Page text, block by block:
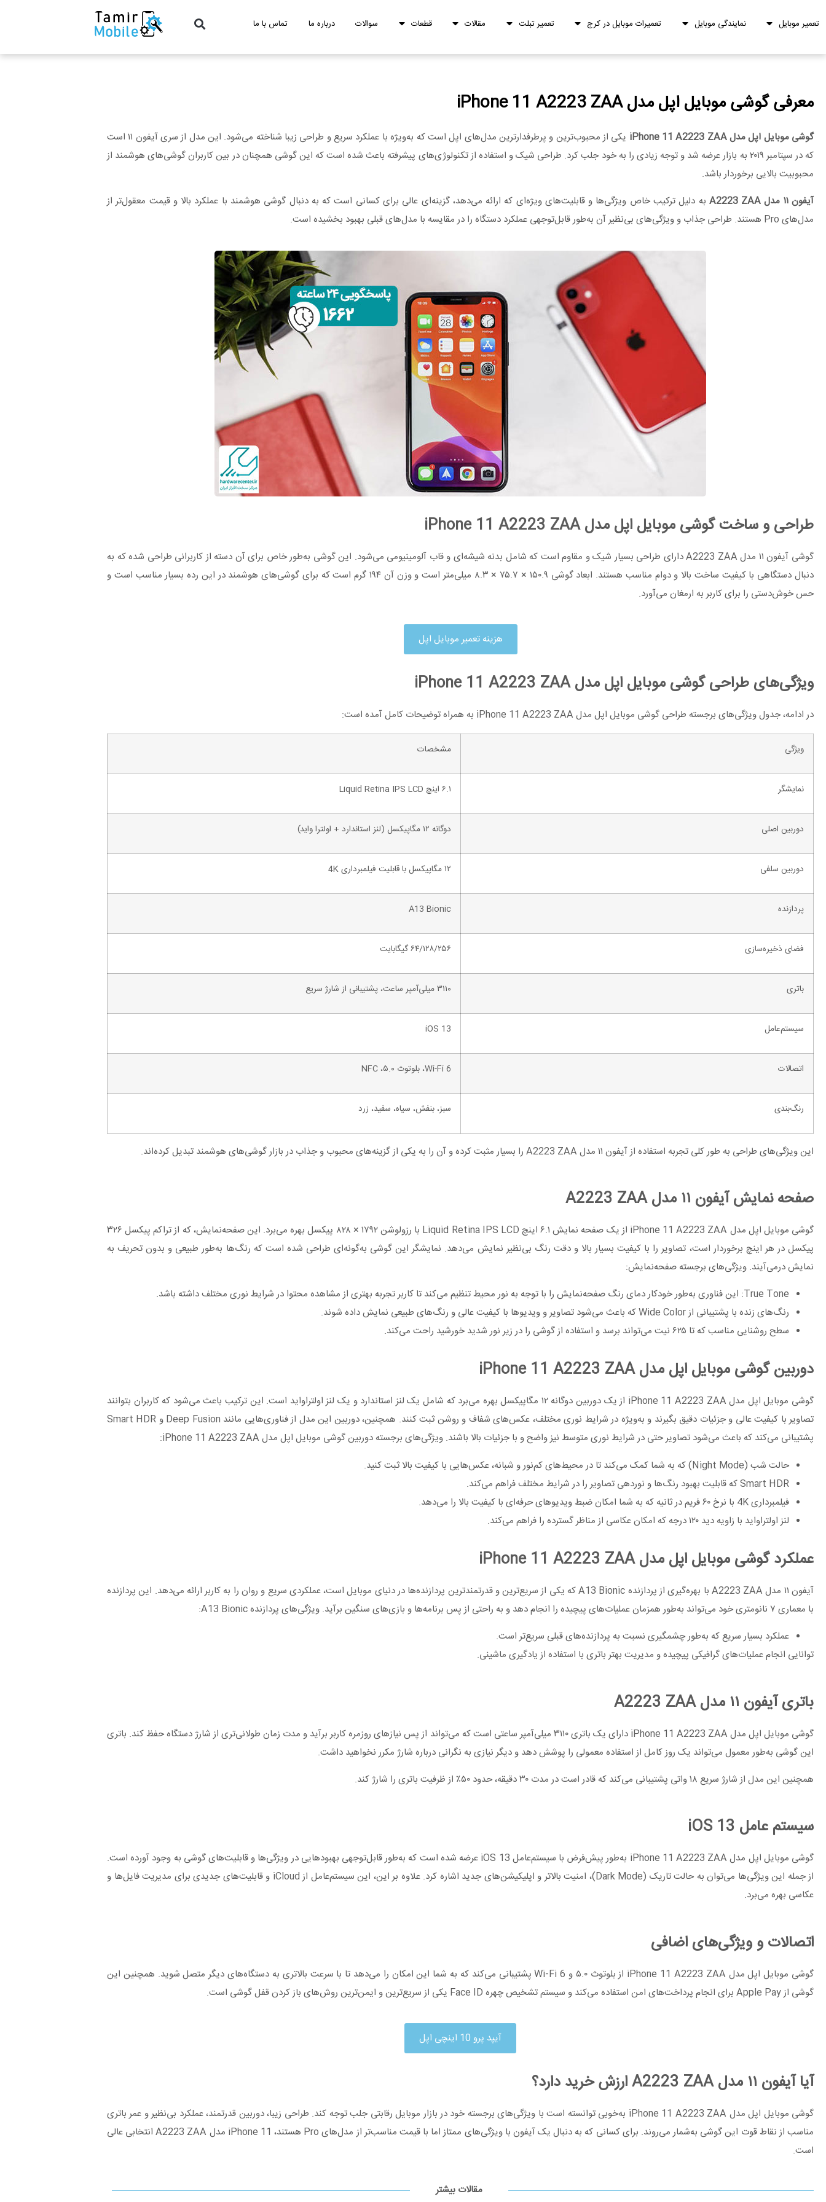
تعمیر موبایل نمایندگی موبایل تعمیرات موبایل در کرج تعمیر تبلت مقالات قطعات سوالات درباره ما تماس با ما
معرفی گوشی موبایل اپل مدل iPhone 11 A2223 ZAA
گوشی موبایل اپل مدل iPhone 11 A2223 ZAA
یکی از محبوب‌ترین و پرطرفدارترین مدل‌های اپل است که به‌ویژه با عملکرد سریع و طراحی زیبا شناخته می‌شود. این مدل از سری آیفون ۱۱ است
که در سپتامبر ۲۰۱۹ به بازار عرضه شد و توجه زیادی را به خود جلب کرد. طراحی شیک و استفاده از تکنولوژی‌های پیشرفته باعث شده است که این گوشی همچنان در بین کاربران گوشی‌های هوشمند از
محبوبیت بالایی برخوردار باشد.
آیفون۱۱ مدل A2223 ZAA به دلیل ترکیب خاص ویژگی‌ها و قابلیت‌های ویژه‌ای که ارائه می‌دهد، گزینه‌ای عالی برای کسانی است که به دنبال گوشی هوشمند با عملکرد بالا و قیمت معقول‌تر از
مدل‌های Pro هستند. طراحی جذاب و ویژگی‌های بی‌نظیر آن به‌طور قابل‌توجهی عملکرد دستگاه را در مقایسه با مدل‌های قبلی بهبود بخشیده است.
طراحی و ساخت گوشی موبایل اپل مدل iPhone 11 A2223 ZAA
گوشی آیفون ۱۱ مدل A2223 ZAA دارای طراحی بسیار شیک و مقاوم است که شامل بدنه شیشه‌ای و قاب آلومینیومی می‌شود. این گوشی به‌طور خاص برای آن دسته از کاربرانی طراحی شده که به
دنبال دستگاهی با کیفیت ساخت بالا و دوام مناسب هستند. ابعاد گوشی ۱۵۰.۹ × ۷۵.۷ × ۸.۳ میلی‌متر است و وزن آن ۱۹۴ گرم است که برای گوشی‌های هوشمند در این رده بسیار مناسب است و
حس خوش‌دستی را برای کاربر به ارمغان می‌آورد.
هزینه تعمیر موبایل اپل
ویژگی‌های طراحی گوشی موبایل اپل مدل iPhone 11 A2223 ZAA
در ادامه، جدول ویژگی‌های برجسته طراحی گوشی موبایل اپل مدل iPhone 11 A2223 ZAA به همراه توضیحات کامل آمده است:
ویژگی مشخصات
نمایشگر ۶.۱ اینچ Liquid Retina IPS LCD
دوربین اصلی دوگانه ۱۲ مگاپیکسل (لنز استاندارد + اولترا واید)
دوربین سلفی ۱۲ مگاپیکسل با قابلیت فیلمبرداری 4K
پردازنده A13 Bionic
فضای ذخیره‌سازی ۶۴/۱۲۸/۲۵۶ گیگابایت
باتری ۳۱۱۰ میلی‌آمپر ساعت، پشتیبانی از شارژ سریع
سیستم‌عامل iOS 13
اتصالات Wi-Fi 6، بلوتوث ۵.۰، NFC
رنگ‌بندی سبز، بنفش، سیاه، سفید، زرد
این ویژگی‌های طراحی به طور کلی تجربه استفاده از آیفون ۱۱ مدل A2223 ZAA را بسیار مثبت کرده و آن را به یکی از گزینه‌های محبوب و جذاب در بازار گوشی‌های هوشمند تبدیل کرده‌اند.
صفحه نمایش آیفون ۱۱ مدل A2223 ZAA
گوشی موبایل اپل مدل iPhone 11 A2223 ZAA از یک صفحه نمایش ۶.۱ اینچ Liquid Retina IPS LCD با رزولوشن ۱۷۹۲ × ۸۲۸ پیکسل بهره می‌برد. این صفحه‌نمایش، که از تراکم پیکسل ۳۲۶
پیکسل در هر اینچ برخوردار است، تصاویر را با کیفیت بسیار بالا و دقت رنگ بی‌نظیر نمایش می‌دهد. نمایشگر این گوشی به‌گونه‌ای طراحی شده است که رنگ‌ها به‌طور طبیعی و بدون تحریف به
نمایش درمی‌آیند. ویژگی‌های برجسته صفحه‌نمایش:
True Tone: این فناوری به‌طور خودکار دمای رنگ صفحه‌نمایش را با توجه به نور محیط تنظیم می‌کند تا کاربر تجربه بهتری از مشاهده محتوا در شرایط نوری مختلف داشته باشد.
رنگ‌های زنده با پشتیبانی از Wide Color که باعث می‌شود تصاویر و ویدیوها با کیفیت عالی و رنگ‌های طبیعی نمایش داده شوند.
سطح روشنایی مناسب که تا ۶۲۵ نیت می‌تواند برسد و استفاده از گوشی را در زیر نور شدید خورشید راحت می‌کند.
دوربین گوشی موبایل اپل مدل iPhone 11 A2223 ZAA
گوشی موبایل اپل مدل iPhone 11 A2223 ZAA از یک دوربین دوگانه ۱۲ مگاپیکسل بهره می‌برد که شامل یک لنز استاندارد و یک لنز اولتراواید است. این ترکیب باعث می‌شود که کاربران بتوانند
تصاویر با کیفیت عالی و جزئیات دقیق بگیرند و به‌ویژه در شرایط نوری مختلف، عکس‌های شفاف و روشن ثبت کنند. همچنین، دوربین این مدل از فناوری‌هایی مانند Deep Fusion و Smart HDR
پشتیبانی می‌کند که باعث می‌شود تصاویر حتی در شرایط نوری متوسط نیز واضح و با جزئیات بالا باشند. ویژگی‌های برجسته دوربین گوشی موبایل اپل مدل iPhone 11 A2223 ZAA:
حالت شب (Night Mode) که به شما کمک می‌کند تا در محیط‌های کم‌نور و شبانه، عکس‌هایی با کیفیت بالا ثبت کنید.
Smart HDR که قابلیت بهبود رنگ‌ها و نوردهی تصاویر را در شرایط مختلف فراهم می‌کند.
فیلمبرداری 4K با نرخ ۶۰ فریم در ثانیه که به شما امکان ضبط ویدیوهای حرفه‌ای با کیفیت بالا را می‌دهد.
لنز اولتراواید با زاویه دید ۱۲۰ درجه که امکان عکاسی از مناظر گسترده را فراهم می‌کند.
عملکرد گوشی موبایل اپل مدل iPhone 11 A2223 ZAA
آیفون ۱۱ مدل A2223 ZAA با بهره‌گیری از پردازنده A13 Bionic که یکی از سریع‌ترین و قدرتمندترین پردازنده‌ها در دنیای موبایل است، عملکردی سریع و روان را به کاربر ارائه می‌دهد. این پردازنده
با معماری ۷ نانومتری خود می‌تواند به‌طور همزمان عملیات‌های پیچیده را انجام دهد و به راحتی از پس برنامه‌ها و بازی‌های سنگین برآید. ویژگی‌های پردازنده A13 Bionic:
عملکرد بسیار سریع که به‌طور چشمگیری نسبت به پردازنده‌های قبلی سریع‌تر است.
توانایی انجام عملیات‌های گرافیکی پیچیده و مدیریت بهتر باتری با استفاده از یادگیری ماشینی.
باتری آیفون ۱۱ مدل A2223 ZAA
گوشی موبایل اپل مدل iPhone 11 A2223 ZAA دارای یک باتری ۳۱۱۰ میلی‌آمپر ساعتی است که می‌تواند از پس نیازهای روزمره کاربر برآید و مدت زمان طولانی‌تری از شارژ دستگاه حفظ کند. باتری
این گوشی به‌طور معمول می‌تواند یک روز کامل از استفاده معمولی را پوشش دهد و دیگر نیازی به نگرانی درباره شارژ مکرر نخواهید داشت.
همچنین این مدل از شارژ سریع ۱۸ واتی پشتیبانی می‌کند که قادر است در مدت ۳۰ دقیقه، حدود ۵۰٪ از ظرفیت باتری را شارژ کند.
سیستم‌ عامل iOS 13
گوشی موبایل اپل مدل iPhone 11 A2223 ZAA به‌طور پیش‌فرض با سیستم‌عامل iOS 13 عرضه شده است که به‌طور قابل‌توجهی بهبودهایی در ویژگی‌ها و قابلیت‌های گوشی به وجود آورده است.
از جمله این ویژگی‌ها می‌توان به حالت تاریک (Dark Mode)، امنیت بالاتر و اپلیکیشن‌های جدید اشاره کرد. علاوه بر این، این سیستم‌عامل از iCloud و قابلیت‌های جدیدی برای مدیریت فایل‌ها و
عکاسی بهره می‌برد.
اتصالات و ویژگی‌های اضافی
گوشی موبایل اپل مدل iPhone 11 A2223 ZAA از بلوتوث ۵.۰ و Wi-Fi 6 پشتیبانی می‌کند که به شما این امکان را می‌دهد تا با سرعت بالاتری به دستگاه‌های دیگر متصل شوید. همچنین این
گوشی از Apple Pay برای انجام پرداخت‌های امن استفاده می‌کند و سیستم تشخیص چهره Face ID یکی از سریع‌ترین و ایمن‌ترین روش‌های باز کردن قفل گوشی است.
آیپد پرو 10 اینچی اپل
آیا آیفون ۱۱ مدل A2223 ZAA ارزش خرید دارد؟
گوشی موبایل اپل مدل iPhone 11 A2223 ZAA به‌خوبی توانسته است با ویژگی‌های برجسته خود در بازار موبایل رقابتی جلب توجه کند. طراحی زیبا، دوربین قدرتمند، عملکرد بی‌نظیر و عمر باتری
مناسب از نقاط قوت این گوشی به‌شمار می‌روند. برای کسانی که به دنبال یک آیفون با ویژگی‌های ممتاز اما با قیمت مناسب‌تر از مدل‌های Pro هستند، iPhone 11 مدل A2223 ZAA انتخابی عالی
است.
مقالات بیشتر